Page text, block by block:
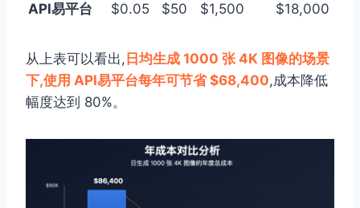
API易平台 $0.05 $50 $1,500 $18,000
从上表可以看出, 日均生成 1000 张 4K 图像的场景
下,使用 API易平台每年可节省 $68,400,成本降低
幅度达到 80%。